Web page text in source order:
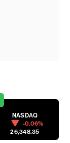
NASDAQ
-0.06%
26,348.35